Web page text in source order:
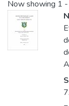
Now showing 1